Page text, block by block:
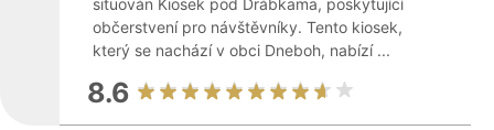
situován Kiosek pod Drábkama, poskytující
občerstvení pro návštěvníky. Tento kiosek,
který se nachází v obci Dneboh, nabízí ...
8.6